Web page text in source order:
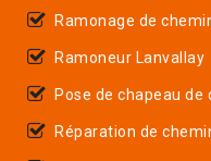
Ramonage de
Ramoneur Lanvallay
Pose de chapeau
Réparation de